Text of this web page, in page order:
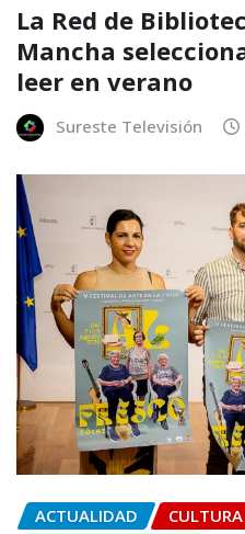
La Red de
Mancha
leer en verano
Sureste Televisión
ACTUALIDAD CULTURA